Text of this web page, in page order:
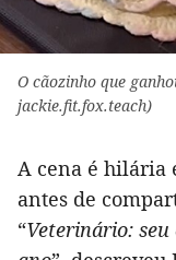
O cãozinho que
jackie.fit.fox.teach)
A cena é hilária
antes de
“Veterinário: